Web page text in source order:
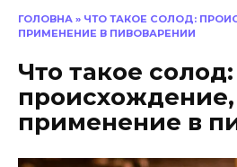
ГОЛОВНА » ЧТО ТАКОЕ СОЛОД:
ПРИМЕНЕНИЕ В ПИВОВАРЕНИИ
Что такое солод:
применение в